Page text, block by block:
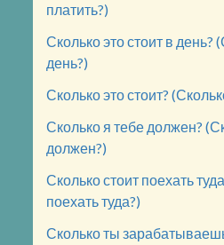
платить?)
Сколько это стоит в день?
день?)
Сколько это стоит?
Сколько я тебе должен?
должен?)
Сколько стоит поехать
поехать туда?)
Сколько ты